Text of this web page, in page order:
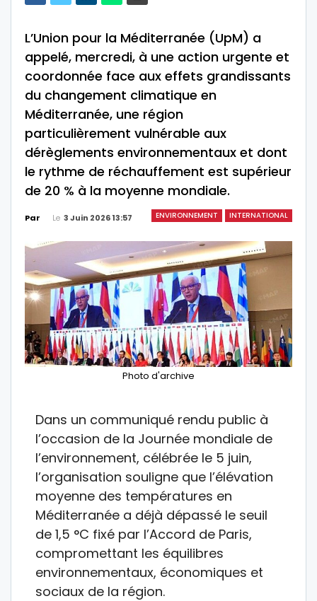
L’Union pour la Méditerranée (UpM) a
appelé, mercredi, à une action urgente et
coordonnée face aux effets grandissants
du changement climatique en
Méditerranée, une région
particulièrement vulnérable aux
dérèglements environnementaux et dont
le rythme de réchauffement est supérieur
de 20 % à la moyenne mondiale.
ENVIRONNEMENT INTERNATIONAL
Par Le 3 Juin 2026 13:57
Photo d'archive
Dans un communiqué rendu public à
l’occasion de la Journée mondiale de
l’environnement, célébrée le 5 juin,
l’organisation souligne que l’élévation
moyenne des températures en
Méditerranée a déjà dépassé le seuil
de 1,5 °C fixé par l’Accord de Paris,
compromettant les équilibres
environnementaux, économiques et
sociaux de la région.